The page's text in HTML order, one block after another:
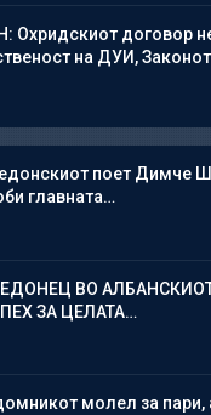
Охридскиот договор
на ДУИ,
поет Димче
главната…
ВО
ЗА ЦЕЛАТА…
молел за пари,